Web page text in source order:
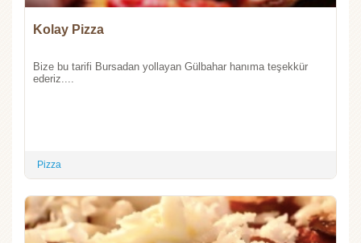
Kolay Pizza
Bize bu tarifi Bursadan yollayan Gülbahar hanıma teşekkür
ederiz....
Pizza